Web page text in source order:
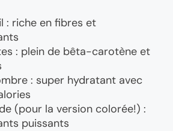
: riche en fibres et
: plein de bêta-carotène et
: super hydratant avec
(pour la version colorée!) :
puissants